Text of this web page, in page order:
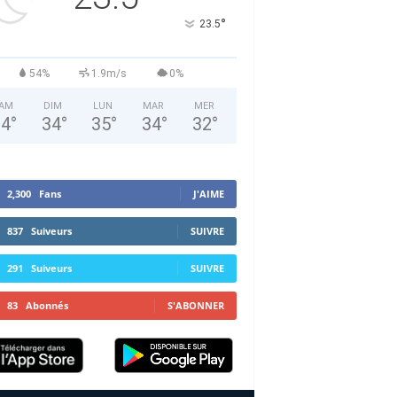
23.5°
54% 1.9m/s 0%
°
DIM
34°
LUN
35°
MAR
34°
MER
32°
2,300 Fans J'AIME
837 Suiveurs SUIVRE
291 Suiveurs SUIVRE
83 Abonnés S'ABONNER